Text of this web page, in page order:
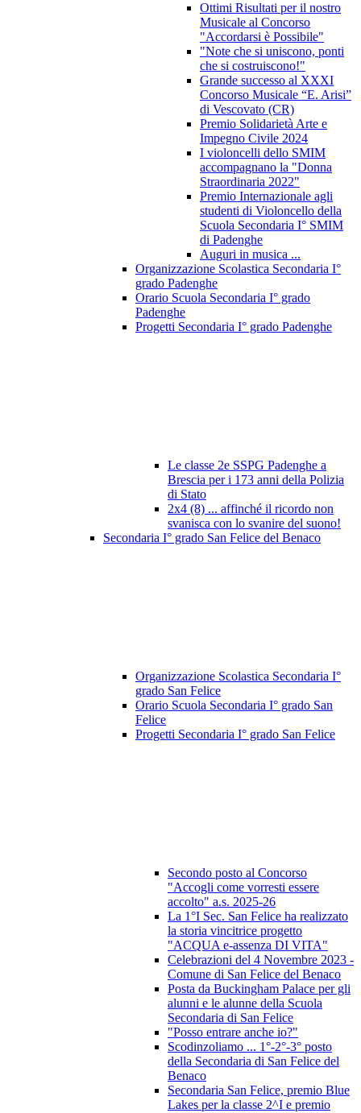
Ottimi Risultati per il nostro
Musicale al Concorso
"Accordarsi è Possibile"
"Note che si uniscono, ponti
che si costruiscono!"
Grande successo al XXXI
Concorso Musicale “E. Arisi”
di Vescovato (CR)
Premio Solidarietà Arte e
Impegno Civile 2024
I violoncelli dello SMIM
accompagnano la "Donna
Straordinaria 2022"
Premio Internazionale agli
studenti di Violoncello della
Scuola Secondaria I° SMIM
di Padenghe
Auguri in musica ...
Organizzazione Scolastica Secondaria I°
grado Padenghe
Orario Scuola Secondaria I° grado
Padenghe
Progetti Secondaria I° grado Padenghe
Le classe 2e SSPG Padenghe a
Brescia per i 173 anni della Polizia
di Stato
2x4 (8) ... affinché il ricordo non
svanisca con lo svanire del suono!
Secondaria I° grado San Felice del Benaco
Organizzazione Scolastica Secondaria I°
grado San Felice
Orario Scuola Secondaria I° grado San
Felice
Progetti Secondaria I° grado San Felice
Secondo posto al Concorso
"Accogli come vorresti essere
accolto" a.s. 2025-26
La 1°I Sec. San Felice ha realizzato
la storia vincitrice progetto
"ACQUA e-assenza DI VITA"
Celebrazioni del 4 Novembre 2023 -
Comune di San Felice del Benaco
Posta da Buckingham Palace per gli
alunni e le alunne della Scuola
Secondaria di San Felice
"Posso entrare anche io?"
Scodinzoliamo ... 1°-2°-3° posto
della Secondaria di San Felice del
Benaco
Secondaria San Felice, premio Blue
Lakes per la classe 2^I e premio